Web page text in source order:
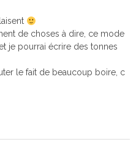
de choses à dire, ce mode
je pourrai écrire des tonnes
le fait de beaucoup boire, c